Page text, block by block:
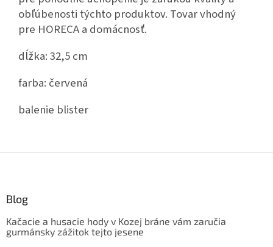
obľúbenosti týchto produktov. Tovar vhodný
pre HORECA a domácnosť.
dĺžka: 32,5 cm
farba: červená
balenie blister
Blog
Kačacie a husacie hody v Kozej bráne vám zaručia
gurmánsky zážitok tejto jesene